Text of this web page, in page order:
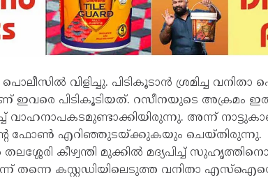
വിളിച്ചു. പിടികൂടാന്‍ ശ്രമിച്ച വനിതാ
ഇവരെ പിടികൂടിയത്. റസീനയുടെ അക്രമം
വാഹനാപകടമുണ്ടാക്കിയിരുന്നു. അന്ന്
ഫോണ്‍ എറിഞ്ഞുടയ്ക്കുകയും ചെയ്തിരുന്നു.
കീഴ്വന്തി മുക്കില്‍ മദ്യപിച്ച്
തന്നെ കസ്റ്റഡിയിലെടുത്ത വനിതാ